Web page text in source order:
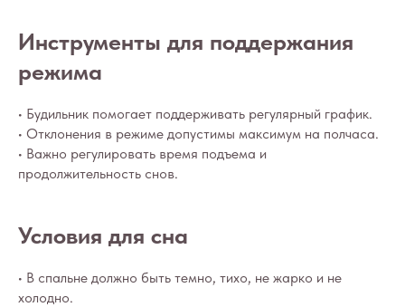
Инструменты для поддержания
режима
• Будильник помогает поддерживать регулярный график.
• Отклонения в режиме допустимы максимум на полчаса.
• Важно регулировать время подъема и
продолжительность снов.
Условия для сна
• В спальне должно быть темно, тихо, не жарко и не
холодно.